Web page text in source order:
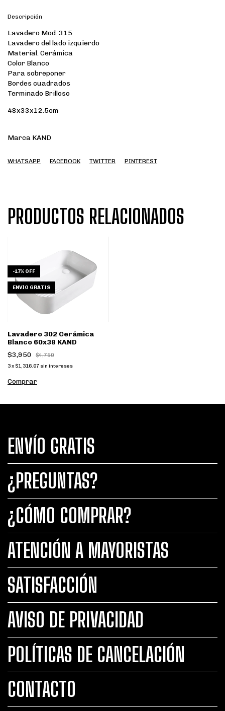
Descripción
Lavadero Mod. 315
Lavadero del lado izquierdo
Material. Cerámica
Color Blanco
Para sobreponer
Bordes cuadrados
Terminado Brilloso
48x33x12.5cm
Marca KAND
WHATSAPP FACEBOOK TWITTER PINTEREST
PRODUCTOS RELACIONADOS
-17% OFF
ENVÍO GRATIS
Lavadero 302 Cerámica
Blanco 60x38 KAND
$3,950
$4,750
3x $1,316.67 sin intereses
ENVÍO GRATIS
¿PREGUNTAS?
¿CÓMO COMPRAR?
ATENCIÓN A MAYORISTAS
SATISFACCIÓN
AVISO DE PRIVACIDAD
POLÍTICAS DE CANCELACIÓN
CONTACTO